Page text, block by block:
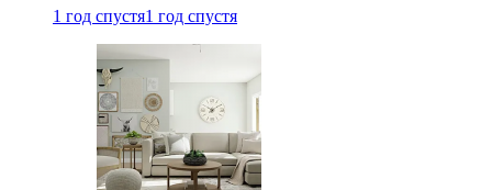
1 год спустя1 год спустя